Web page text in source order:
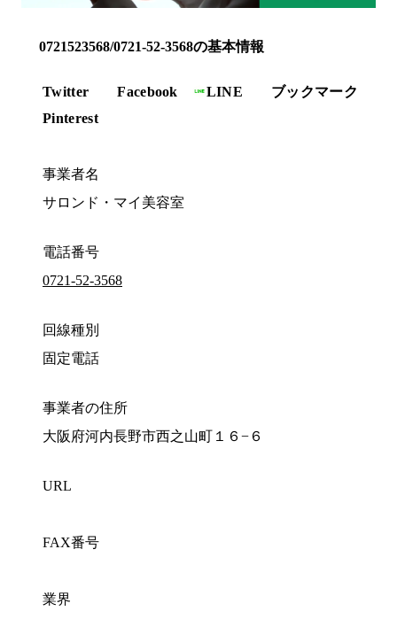
0721523568/0721-52-3568の基本情報
Twitter Facebook LINE
ブックマーク
Pinterest
事業者名
サロンド・マイ美容室
電話番号
0721-52-3568
回線種別
固定電話
事業者の住所
大阪府河内長野市西之山町１６−６
URL
FAX番号
業界